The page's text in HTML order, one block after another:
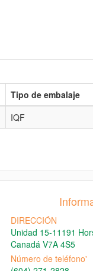
Tipo de embalaje
IQF
DIRECCIÓN
Unidad 15-11191
Canadá V7A 4S5
Número de teléfono'